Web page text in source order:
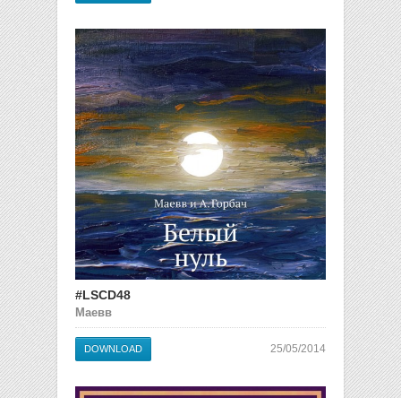
#LSCD48
Маевв
DOWNLOAD 25/05/2014